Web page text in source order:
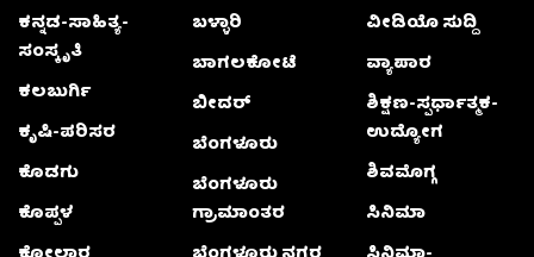
ಕನ್ನಡ-ಸಾಹಿತ್ಯ-
ಸಂಸ್ಕೃತಿ
ಕಲಬುರ್ಗಿ
ಕೃಷಿ-ಪರಿಸರ
ಕೊಡಗು
ಕೊಪ್ಪಳ
ಬಳ್ಳಾರಿ
ಬಾಗಲಕೋಟೆ
ಬೀದರ್
ಬೆಂಗಳೂರು
ಬೆಂಗಳೂರು
ಗ್ರಾಮಾಂತರ
ವೀಡಿಯೊ ಸುದ್ದಿ
ವ್ಯಾಪಾರ
ಶಿಕ್ಷಣ-ಸ್ಪರ್ಧಾತ್ಮಕ-
ಉದ್ಯೋಗ
ಶಿವಮೊಗ್ಗ
ಸಿನಿಮಾ